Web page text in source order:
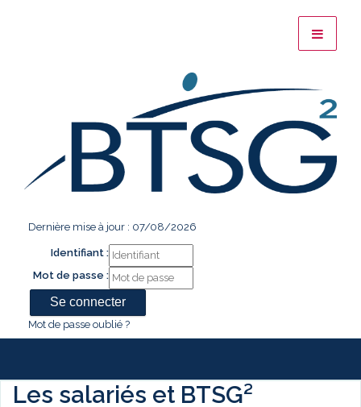
Dernière mise à jour : 07/08/2026
Identifiant :
Mot de passe :
Mot de passe oublié ?
Les salariés et BTSG²